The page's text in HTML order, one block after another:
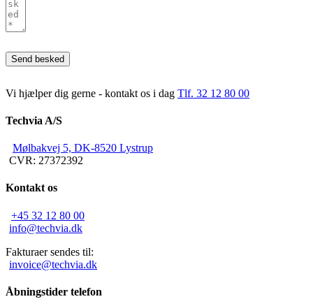
Vi hjælper dig gerne - kontakt os i dag Tlf. 32 12 80 00
Techvia A/S
Mølbakvej 5, DK-8520 Lystrup
CVR: 27372392
Kontakt os
+45 32 12 80 00
info@techvia.dk
Fakturaer sendes til:
invoice@techvia.dk
Åbningstider telefon